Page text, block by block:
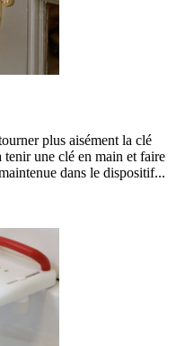
plus aisément la clé
tenir une clé en main et faire
dans le dispositif...